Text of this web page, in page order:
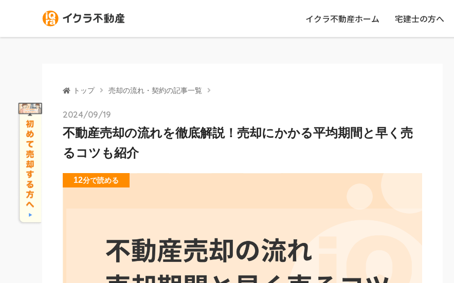
イクラ不動産ホーム 宅建士の方へ
トップ 売却の流れ・契約の記事一覧
2024/09/19
不動産売却の流れを徹底解説！売却にかかる平均期間と早く売
るコツも紹介
12分で読める